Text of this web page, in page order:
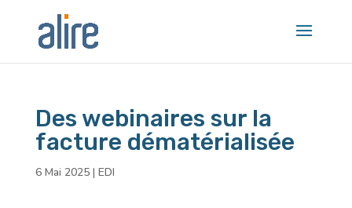
Des webinaires sur la
facture dématérialisée
6 Mai 2025 | EDI